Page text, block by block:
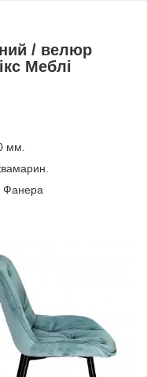
/ велюр
Меблі
мм.
Фанера